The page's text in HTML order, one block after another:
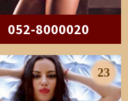
052-8000020
23